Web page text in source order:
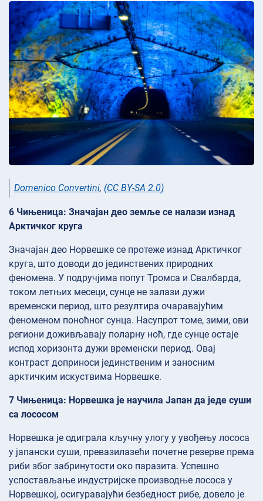
Domenico Convertini, (CC BY-SA 2.0)
6 Чињеница: Значајан део земље се налази изнад
Арктичког круга
Значајан део Норвешке се протеже изнад Арктичког
круга, што доводи до јединствених природних
феномена. У подручјима попут Тромса и Свалбарда,
током летњих месеци, сунце не залази дужи
временски период, што резултира очаравајућим
феноменом поноћног сунца. Насупрот томе, зими, ови
региони доживљавају поларну ноћ, где сунце остаје
испод хоризонта дужи временски период. Овај
контраст доприноси јединственим и заносним
арктичким искуствима Норвешке.
7 Чињеница: Норвешка је научила Јапан да једе суши
са лососом
Норвешка је одиграла кључну улогу у увођењу лососа
у јапански суши, превазилазећи почетне резерве према
риби због забринутости око паразита. Успешно
успостављање индустријске производње лососа у
Норвешкој, осигуравајући безбедност рибе, довело је